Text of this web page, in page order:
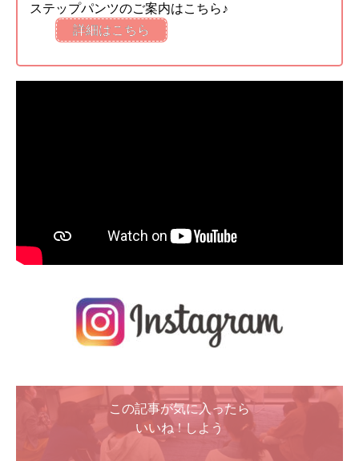
ステップパンツのご案内はこちら♪
詳細はこちら
この記事が気に入ったら
いいね ! しよう